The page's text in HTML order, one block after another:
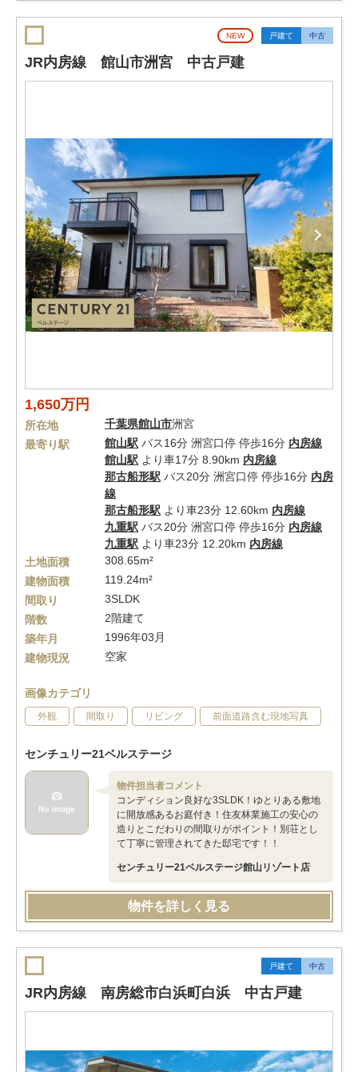
NEW 戸建て 中古
JR内房線 館山市洲宮 中古戸建
1,650万円
所在地 千葉県館山市洲宮
最寄り駅
館山駅 バス16分 洲宮口停 停歩16分 内房線
館山駅 より車17分 8.90km 内房線
那古船形駅 バス20分 洲宮口停 停歩16分 内房
線
那古船形駅 より車23分 12.60km 内房線
九重駅 バス20分 洲宮口停 停歩16分 内房線
九重駅 より車23分 12.20km 内房線
土地面積
308.65m²
建物面積
119.24m²
間取り
3SLDK
階数
2階建て
築年月
1996年03月
建物現況
空家
画像カテゴリ
外観 間取り リビング 前面道路含む現地写真
センチュリー21ベルステージ
物件担当者コメント
コンディション良好な3SLDK！ゆとりある敷地
に開放感あるお庭付き！住友林業施工の安心の
造りとこだわりの間取りがポイント！別荘とし
て丁寧に管理されてきた邸宅です！！
センチュリー21ベルステージ館山リゾート店
物件を詳しく見る
戸建て 中古
JR内房線 南房総市白浜町白浜 中古戸建